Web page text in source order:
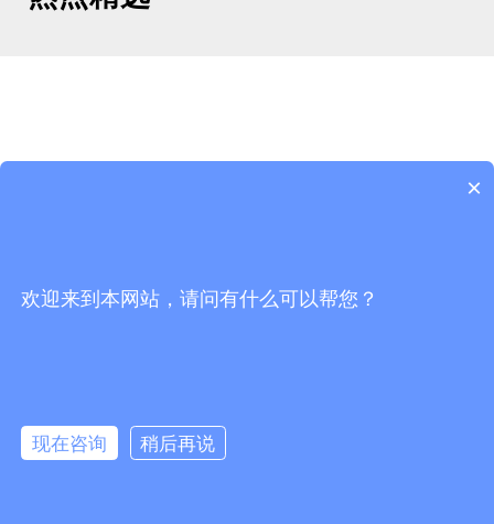
×
欢迎来到本网站，请问有什么可以帮您？
现在咨询 稍后再说